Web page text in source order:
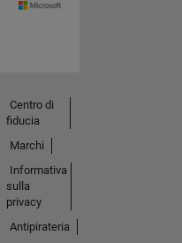
Centro di
fiducia
Marchi
Informativa
sulla
privacy
Antipirateria